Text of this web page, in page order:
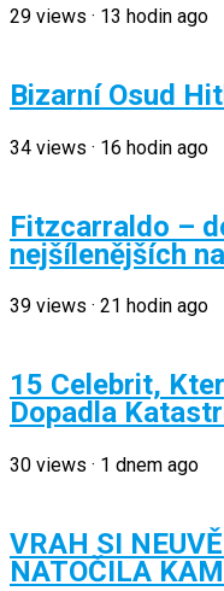
29 views · 13 hodin ago
Bizarní Osud
34 views · 16 hodin ago
Fitzcarraldo –
nejšílenějších
39 views · 21 hodin ago
15 Celebrit,
Dopadla
30 views · 1 dnem ago
VRAH SI
NATOČILA